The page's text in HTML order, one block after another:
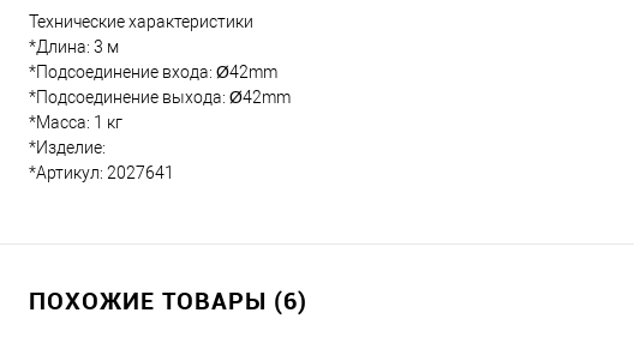
Технические характеристики
*Длина: 3 м
*Подсоединение входа: Ø42mm
*Подсоединение выхода: Ø42mm
*Масса: 1 кг
*Изделие:
*Артикул: 2027641
ПОХОЖИЕ ТОВАРЫ (6)